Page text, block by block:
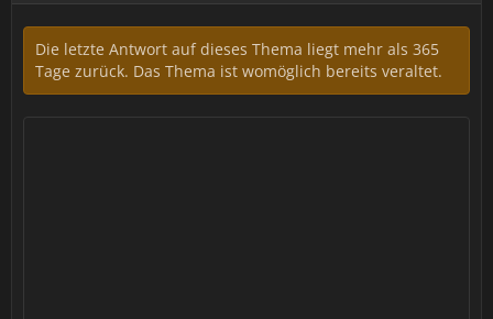
Die letzte Antwort auf dieses Thema liegt mehr als 365
Tage zurück. Das Thema ist womöglich bereits veraltet.